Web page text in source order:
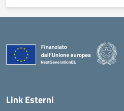
Link Esterni